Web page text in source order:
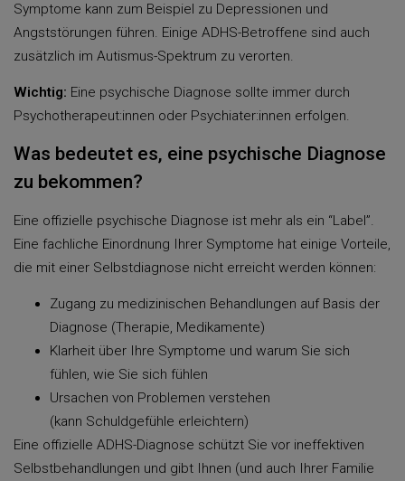
Symptome kann zum Beispiel zu Depressionen und
Angststörungen führen. Einige ADHS-Betroffene sind auch
zusätzlich im Autismus-Spektrum zu verorten.
Wichtig: Eine psychische Diagnose sollte immer durch
Psychotherapeut:innen oder Psychiater:innen erfolgen.
Was bedeutet es, eine psychische Diagnose
zu bekommen?
Eine offizielle psychische Diagnose ist mehr als ein “Label”.
Eine fachliche Einordnung Ihrer Symptome hat einige Vorteile,
die mit einer Selbstdiagnose nicht erreicht werden können:
Zugang zu medizinischen Behandlungen auf Basis der
Diagnose (Therapie, Medikamente)
Klarheit über Ihre Symptome und warum Sie sich
fühlen, wie Sie sich fühlen
Ursachen von Problemen verstehen
(kann Schuldgefühle erleichtern)
Eine offizielle ADHS-Diagnose schützt Sie vor ineffektiven
Selbstbehandlungen und gibt Ihnen (und auch Ihrer Familie